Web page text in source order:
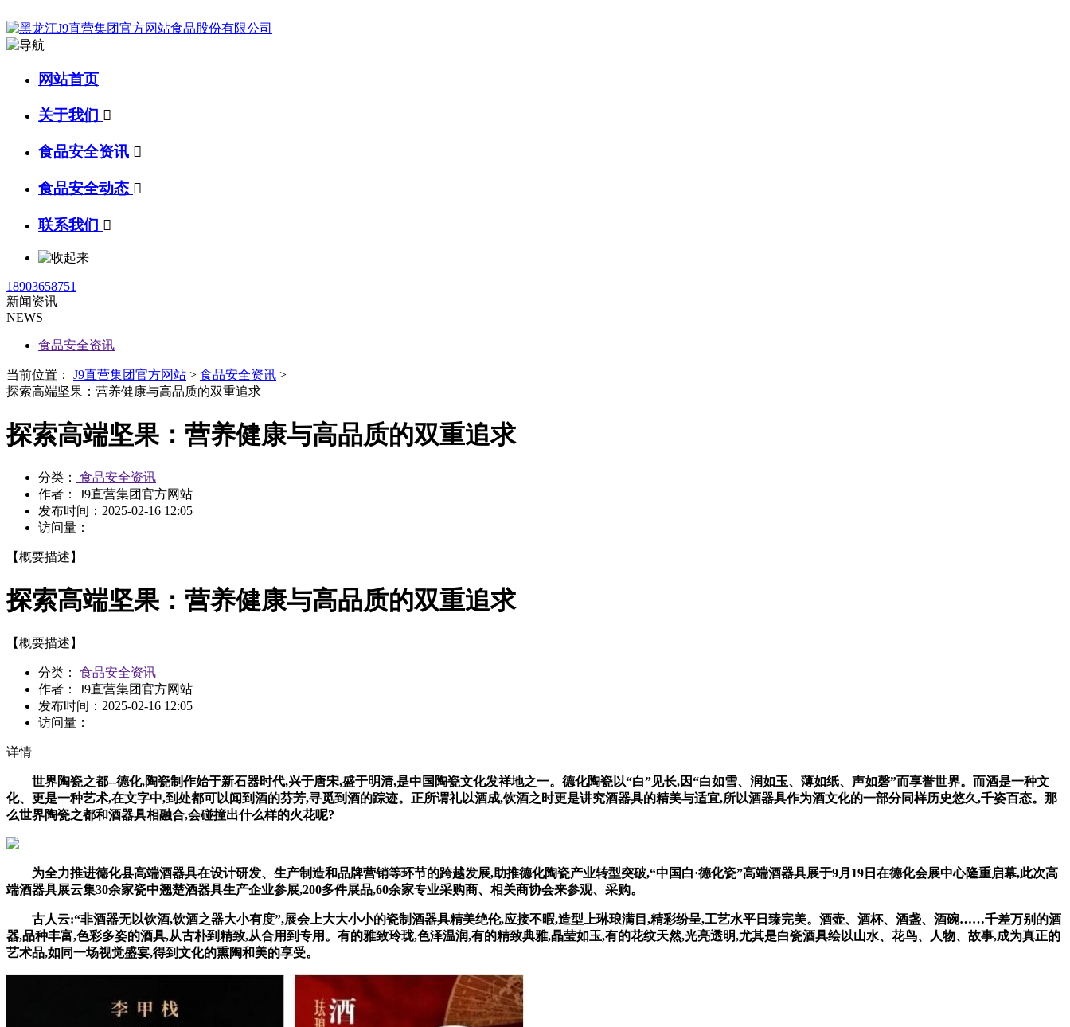
网站首页
关于我们 
食品安全资讯 
食品安全动态 
联系我们 
18903658751
新闻资讯
NEWS
食品安全资讯
当前位置： J9直营集团官方网站 > 食品安全资讯 >
探索高端坚果：营养健康与高品质的双重追求
探索高端坚果：营养健康与高品质的双重追求
分类：
食品安全资讯
作者： J9直营集团官方网站
发布时间： 2025-02-16 12:05
访问量：
【概要描述】
探索高端坚果：营养健康与高品质的双重追求
【概要描述】
分类：
食品安全资讯
作者： J9直营集团官方网站
发布时间： 2025-02-16 12:05
访问量：
详情
世界陶瓷之都--德化,陶瓷制作始于新石器时代,兴于唐宋,盛于明清,是中国陶瓷文化发祥地之一。德化陶瓷以“白”见长,因“白如雪、润如玉、薄如纸、声如磬”而享誉世界。而酒是一种文
化、更是一种艺术,在文字中,到处都可以闻到酒的芬芳,寻觅到酒的踪迹。正所谓礼以酒成,饮酒之时更是讲究酒器具的精美与适宜,所以酒器具作为酒文化的一部分同样历史悠久,千姿百态。那
么世界陶瓷之都和酒器具相融合,会碰撞出什么样的火花呢?
为全力推进德化县高端酒器具在设计研发、生产制造和品牌营销等环节的跨越发展,助推德化陶瓷产业转型突破,“中国白·德化瓷”高端酒器具展于9月19日在德化会展中心隆重启幕,此次高
端酒器具展云集30余家瓷中翘楚酒器具生产企业参展,200多件展品,60余家专业采购商、相关商协会来参观、采购。
古人云:“非酒器无以饮酒,饮酒之器大小有度”,展会上大大小小的瓷制酒器具精美绝伦,应接不暇,造型上琳琅满目,精彩纷呈,工艺水平日臻完美。酒壶、酒杯、酒盏、酒碗……千差万别的酒
器,品种丰富,色彩多姿的酒具,从古朴到精致,从合用到专用。有的雅致玲珑,色泽温润,有的精致典雅,晶莹如玉,有的花纹天然,光亮透明,尤其是白瓷酒具绘以山水、花鸟、人物、故事,成为真正的
艺术品,如同一场视觉盛宴,得到文化的熏陶和美的享受。